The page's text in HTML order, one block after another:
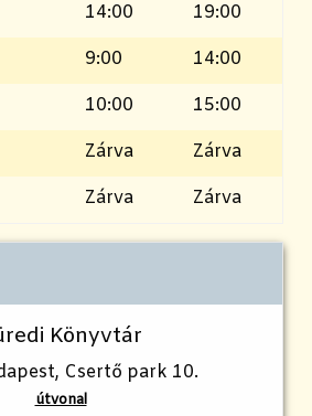
14:00
19:00
9:00
14:00
10:00
15:00
Zárva
Zárva
Zárva Zárva
Könyvtár
Csertő park 10.
útvonal